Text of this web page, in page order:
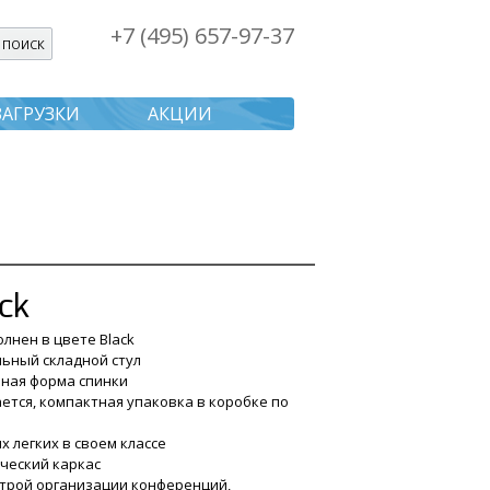
+7 (495) 657-97-37
АКЦИИ
в цвете Black
складной стул
форма спинки
компактная упаковка в коробке по
легких в своем классе
каркас
организации конференций,